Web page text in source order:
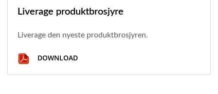
Liverage produktbrosjyre
Liverage den nyeste produktbrosjyren.
DOWNLOAD